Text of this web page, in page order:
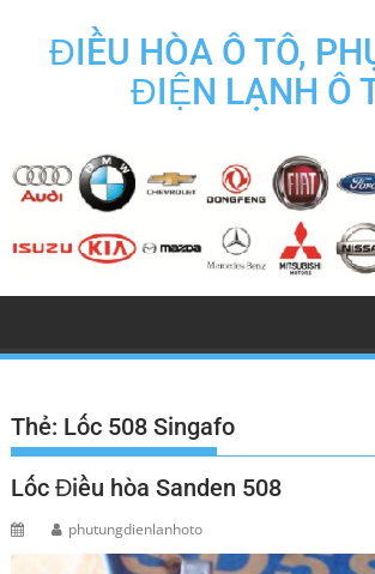
contentĐIỀU HÒA Ô TÔ,
ĐIỆN LẠNH Ô
Thẻ: Lốc 508 Singafo
Lốc Điều hòa Sanden 508
phutungdienlanhoto